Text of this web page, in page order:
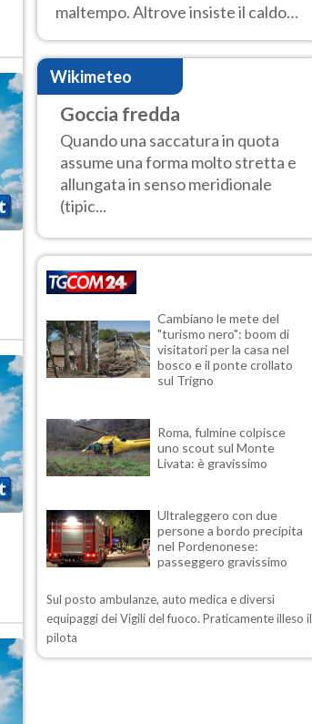
maltempo. Altrove insiste il caldo
previsioni
Wikimeteo
Goccia fredda
Quando una saccatura in quota
assume una forma molto stretta e
allungata in senso meridionale
(tipic...
Cambiano le mete del
"turismo nero": boom di
visitatori per la casa nel
bosco e il ponte crollato
sul Trigno
Roma, fulmine colpisce
uno scout sul Monte
Livata: è gravissimo
Ultraleggero con due
persone a bordo precipita
nel Pordenonese:
passeggero gravissimo
Sul posto ambulanze, auto medica e diversi
equipaggi dei Vigili del fuoco. Praticamente illeso il
pilota